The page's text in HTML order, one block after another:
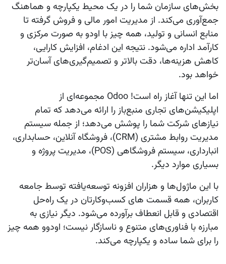
بخش‌های سازمان شما را در یک محیط یکپارچه و هماهنگ
جمع‌آوری می‌کند. از مدیریت امور مالی و فروش گرفته تا
منابع انسانی و تولید، همه چیز با اودو به صورت مرکزی و
کارآمد اداره می‌شود. نتیجه این ادغام، افزایش کارایی،
کاهش هزینه‌ها، دقت بالاتر و تصمیم‌گیری‌های آسان‌تر
خواهد بود.
اما این تنها آغاز راه است! Odoo مجموعه‌ای از
اپلیکیشن‌های تجاری منبع‌باز را ارائه می‌دهد که تمام
نیازهای شرکت شما را پوشش می‌دهد؛ از جمله سیستم
مدیریت روابط مشتری (CRM)، فروشگاه آنلاین، حسابداری،
انبارداری، سیستم فروشگاهی (POS)، مدیریت پروژه و
بسیاری موارد دیگر.
با این ماژول‌ها و هزاران افزونه توسعه‌یافته توسط جامعه
کاربران، همه قسمت های کسب‌وکارتان در یک راه‌حل
اقتصادی و قابل انعطاف برآورده می‌شود. دیگر نیازی به
مبارزه با فناوری‌های متنوع و ناسازگار نیست؛ اودوو همه چیز
را برای شما ساده و یکپارچه می‌کند.